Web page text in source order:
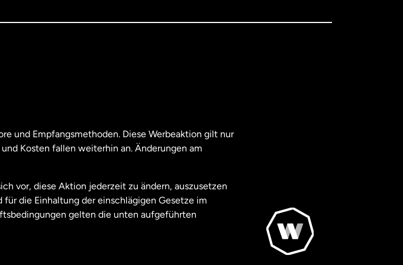
und Empfangsmethoden. Diese Werbeaktion gilt nur
Kosten fallen weiterhin an. Änderungen am
vor, diese Aktion jederzeit zu ändern, auszusetzen
die Einhaltung der einschlägigen Gesetze im
gelten die unten aufgeführten